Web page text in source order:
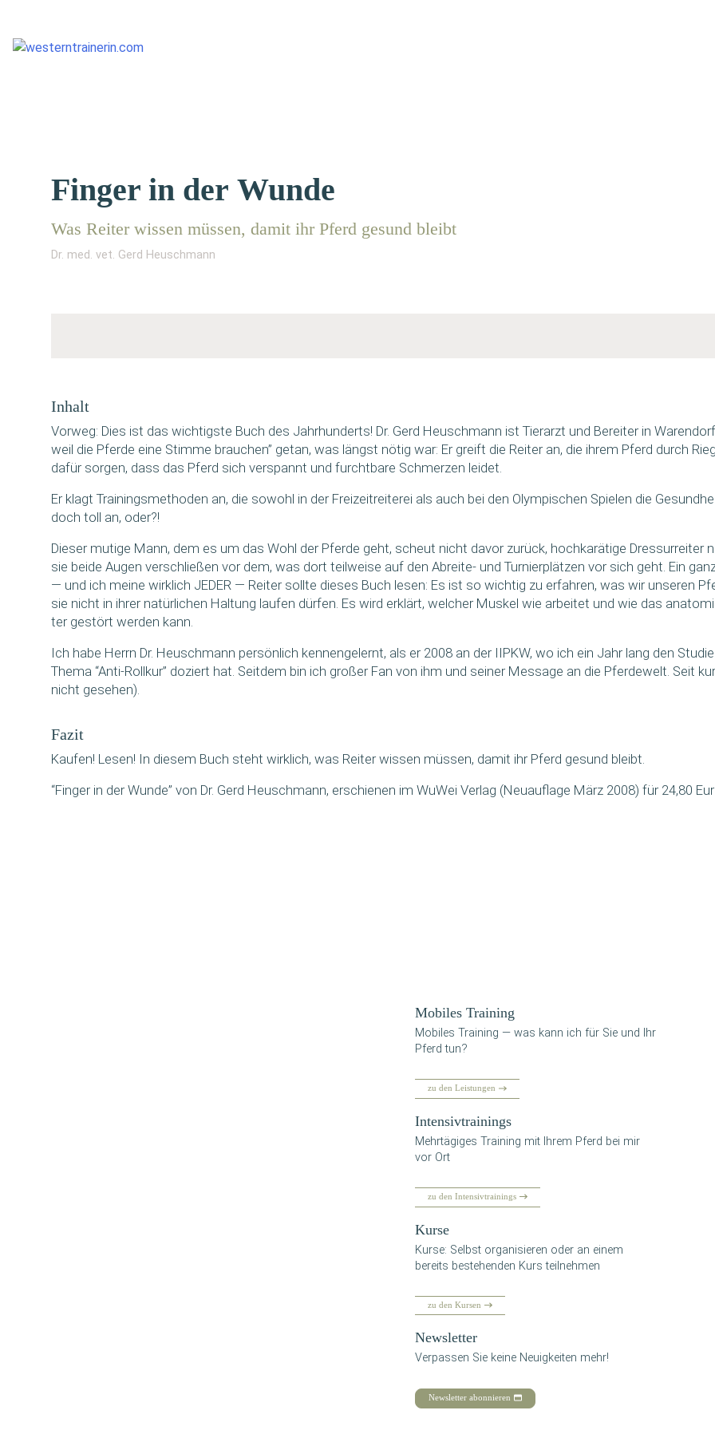
Finger in der Wunde
Was Rei­ter wis­sen müs­sen, damit ihr Pferd gesund bleibt
Dr. med. vet. Gerd Heuschmann
Inhalt
Vor­weg: Dies ist das wich­tigs­te Buch des Jahr­hun­derts! Dr. Gerd Heusch­mann ist Tier­arzt und Berei­ter in
weil die Pfer­de eine Stim­me brau­chen” getan, was längst nötig war: Er greift die Rei­ter an, die ihrem Pferd durch
dafür sor­gen, dass das Pferd sich ver­spannt und furcht­ba­re Schmer­zen leidet.
Er klagt Trai­nings­me­tho­den an, die sowohl in der Frei­zeit­rei­te­rei als auch bei den Olym­pi­schen Spie­len die
doch toll an, oder?!
Die­ser muti­ge Mann, dem es um das Wohl der Pfer­de geht, scheut nicht davor zurück, hoch­ka­rä­ti­ge Dres­sur­rei­ter
sie bei­de Augen ver­schlie­ßen vor dem, was dort teil­wei­se auf den Abrei­te- und Tur­nier­plät­zen vor sich geht. Ein
— und ich mei­ne wirk­lich JEDER — Rei­ter soll­te die­ses Buch lesen: Es ist so wich­tig zu erfah­ren, was wir unse­ren
sie nicht in ihrer natür­li­chen Hal­tung lau­fen dür­fen. Es wird erklärt, wel­cher Mus­kel wie arbei­tet und wie das
ter gestört wer­den kann.
Ich habe Herrn Dr. Heusch­mann per­sön­lich ken­nen­ge­lernt, als er 2008 an der IIPKW, wo ich ein Jahr lang den
The­ma “Anti-Roll­kur” doziert hat. Seit­dem bin ich gro­ßer Fan von ihm und sei­ner Mes­sa­ge an die Pfer­de­welt. Seit
nicht gesehen).
Fazit
Kau­fen! Lesen! In die­sem Buch steht wirk­lich, was Rei­ter wis­sen müs­sen, damit ihr Pferd gesund bleibt.
“Fin­ger in der Wun­de” von Dr. Gerd Heusch­mann, erschie­nen im WuWei Ver­lag (Neu­auf­la­ge März 2008) für 24,80
Mobi­les Training
Mobi­les Trai­ning — was kann ich für Sie und Ihr
Pferd tun?
zu den Leistungen
Inten­siv­trai­nings
Mehr­tä­gi­ges Trai­ning mit Ihrem Pferd bei mir
vor Ort
zu den Intensivtrainings
Kur­se
Kur­se: Selbst orga­ni­sie­ren oder an einem
bereits bestehen­den Kurs teilnehmen
zu den Kursen
News­let­ter
Ver­pas­sen Sie kei­ne Neu­ig­kei­ten mehr!
Newsletter abonnieren